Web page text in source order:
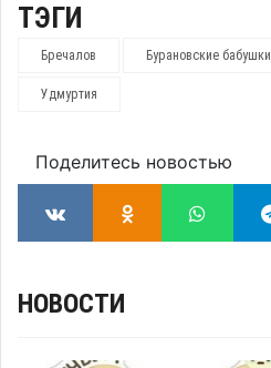
ТЭГИ
Бречалов Бурановские бабушки
Удмуртия
Поделитесь новостью
НОВОСТИ